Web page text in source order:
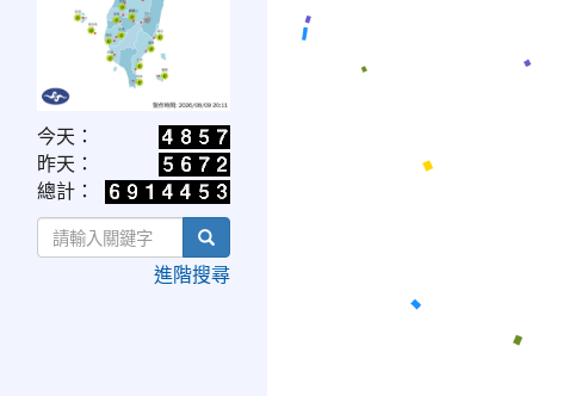
link
to
https://www.cwa.gov.tw/V8/C/W/OBS_UVI.html
今天：
昨天：
總計：
search
進階搜尋